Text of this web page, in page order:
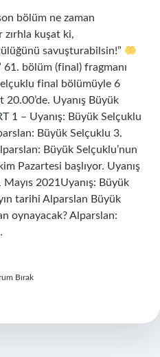
bölüm ne zaman
zırhla kuşat ki,
savuşturabilsin!”
61. bölüm (final) fragmanı
final bölümüyle 6
20.00’de. Uyanış Büyük
1 – Uyanış: Büyük Selçuklu
Büyük Selçuklu 3.
Büyük Selçuklu’nun
Pazartesi başlıyor. Uyanış
2021Uyanış: Büyük
tarihi Alparslan Büyük
oynayacak? Alparslan:
Bırak